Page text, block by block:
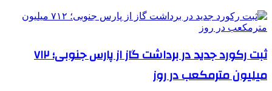
ثبت رکورد جدید در برداشت گاز از پارس جنوبی؛ ۷۱۲
میلیون مترمکعب در روز